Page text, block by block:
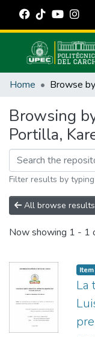
Communities &
Estadísticas
Manuales
Home Browse
Browsing
Portilla,
Filter results by
All browse results
Now showing 1 - 1
Item
La